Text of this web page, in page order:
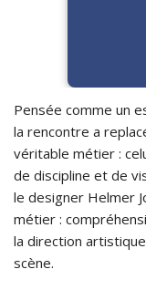
Pensée comme un
la rencontre a
véritable métier :
de discipline et de
le designer Helmer
métier :
la direction
scène.